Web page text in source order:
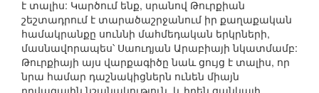
է տալիս: Կարծում ենք, սրանով Թուրքիան
շեշտադրում է տարածաշրջանում իր քաղաքական
համակրանքը սուննի մահմեդական երկրների,
մասնավորապես՝ Սաուդյան Արաբիայի նկատմամբ:
Թուրքիայի այս վարքագիծը նաև ցույց է տալիս, որ
նրա համար դաշնակիցներն ունեն միայն